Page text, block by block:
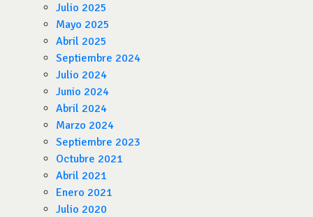
Julio 2025
Mayo 2025
Abril 2025
Septiembre 2024
Julio 2024
Junio 2024
Abril 2024
Marzo 2024
Septiembre 2023
Octubre 2021
Abril 2021
Enero 2021
Julio 2020